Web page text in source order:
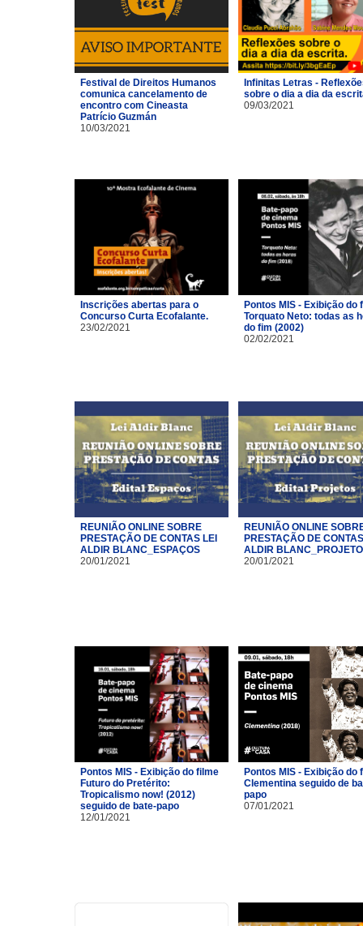
Festival de Direitos Humanos
comunica cancelamento de
encontro com Cineasta
Patrício Guzmán
10/03/2021
Infinitas Letras -
sobre o dia a dia da
09/03/2021
Inscrições abertas para o
Concurso Curta Ecofalante.
23/02/2021
Pontos MIS - Exibição do
Torquato Neto: todas as
do fim (2002)
02/02/2021
REUNIÃO ONLINE SOBRE
PRESTAÇÃO DE CONTAS LEI
ALDIR BLANC_ESPAÇOS
20/01/2021
REUNIÃO ONLINE
PRESTAÇÃO DE
ALDIR
20/01/2021
Pontos MIS - Exibição do filme
Futuro do Pretérito:
Tropicalismo now! (2012)
seguido de bate-papo
12/01/2021
Pontos MIS - Exibição do
Clementina seguido de
papo
07/01/2021